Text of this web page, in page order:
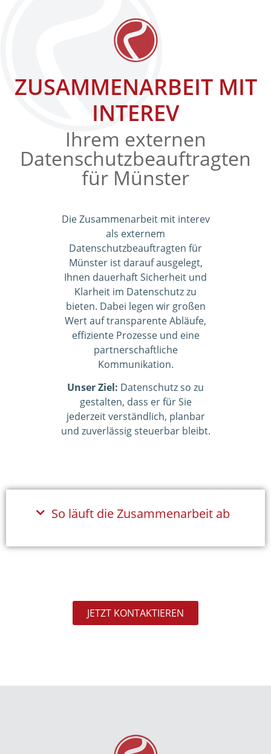
ZUSAMMENARBEIT MIT
INTEREV
Ihrem externen
Datenschutzbeauftragten
für Münster
Die Zusammenarbeit mit interev
als externem
Datenschutzbeauftragten für
Münster ist darauf ausgelegt,
Ihnen dauerhaft Sicherheit und
Klarheit im Datenschutz zu
bieten. Dabei legen wir großen
Wert auf transparente Abläufe,
effiziente Prozesse und eine
partnerschaftliche
Kommunikation.
Unser Ziel: Datenschutz so zu
gestalten, dass er für Sie
jederzeit verständlich, planbar
und zuverlässig steuerbar bleibt.
So läuft die Zusammenarbeit ab
JETZT KONTAKTIEREN